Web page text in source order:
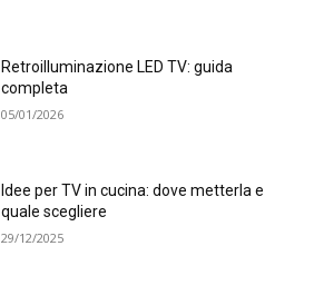
Retroilluminazione LED TV: guida
completa
05/01/2026
Idee per TV in cucina: dove metterla e
quale scegliere
29/12/2025